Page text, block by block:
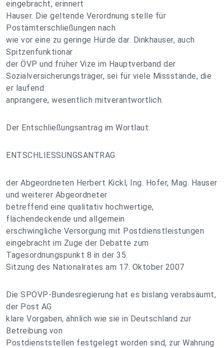
eingebracht, erinnert
Hauser. Die geltende Verordnung stelle für
Postämterschließungen nach
wie vor eine zu geringe Hürde dar. Dinkhauser, auch
Spitzenfunktionär
der ÖVP und früher Vize im Hauptverband der
Sozialversicherungsträger, sei für viele Missstände, die
er laufend
anprangere, wesentlich mitverantwortlich.
Der Entschließungsantrag im Wortlaut:
ENTSCHLIESSUNGSANTRAG
der Abgeordneten Herbert Kickl, Ing. Hofer, Mag. Hauser
und weiterer Abgeordneter
betreffend eine qualitativ hochwertige,
flächendeckende und allgemein
erschwingliche Versorgung mit Postdienstleistungen
eingebracht im Zuge der Debatte zum
Tagesordnungspunkt 8 in der 35.
Sitzung des Nationalrates am 17. Oktober 2007
Die SPÖVP-Bundesregierung hat es bislang verabsäumt,
der Post AG
klare Vorgaben, ähnlich wie sie in Deutschland zur
Betreibung von
Postdienststellen festgelegt worden sind, zur Wahrung